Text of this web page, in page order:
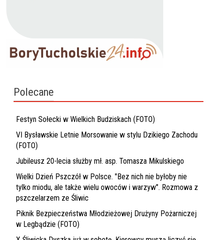
Polecane
Festyn Sołecki w Wielkich Budziskach (FOTO)
VI Bysławskie Letnie Morsowanie w stylu Dzikiego Zachodu
(FOTO)
Jubileusz 20-lecia służby mł. asp. Tomasza Mikulskiego
Wielki Dzień Pszczół w Polsce. "Bez nich nie byłoby nie
tylko miodu, ale także wielu owoców i warzyw". Rozmowa z
pszczelarzem ze Śliwic
Piknik Bezpieczeństwa Młodzieżowej Drużyny Pożarniczej
w Legbądzie (FOTO)